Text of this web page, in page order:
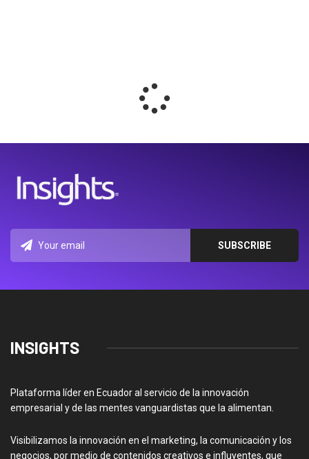
INSIGHTS
Plataforma líder en Ecuador al servicio de la innovación
empresarial y de las mentes vanguardistas que la alimentan.
Visibilizamos la innovación en el marketing, la comunicación y los
negocios, por medio de contenidos creativos e influyentes, que